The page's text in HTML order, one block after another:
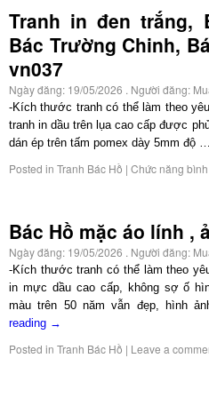
Tranh in đen trắng,
Bác Trường Chinh,
vn037
Ngày đăng: 19/05/2026 . Người đăng:
-Kích thước tranh có thể làm theo
tranh in dầu trên lụa cao cấp được
dán ép trên tấm pomex dày 5mm độ …
Posted in Tranh Bác Hồ | Chức năng
Bác Hồ mặc áo lính ,
Ngày đăng: 19/05/2026 . Người đăng:
-Kích thước tranh có thể làm theo
in mực dầu cao cấp, không sợ ố
màu trên 50 năm vẫn đẹp, hình
reading →
Posted in Tranh Bác Hồ | Leave a